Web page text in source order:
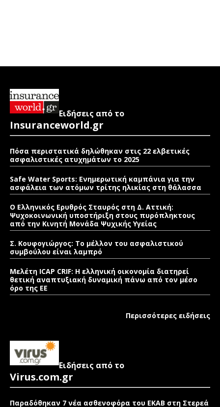
Ειδήσεις από το
Insuranceworld.gr
Πόσα περιστατικά δηλώθηκαν στις 22 ελβετικές
ασφαλιστικές ατυχημάτων το 2025
Safe Water Sports: Eνημερωτική καμπάνια για την
ασφάλεια των ατόμων τρίτης ηλικίας στη θάλασσα
Ο Ελληνικός Ερυθρός Σταυρός στη Δ. Αττική:
Ψυχοκοινωνική υποστήριξη στους πυρόπληκτους
από την Κινητή Μονάδα Ψυχικής Υγείας
Σ. Κουφογιώργος: To μέλλον του ασφαλιστικού
συμβούλου είναι λαμπρό
Μελέτη ICAP CRIF: Η ελληνική οικονομία διατηρεί
θετική αναπτυξιακή δυναμική πάνω από τον μέσο
όρο της ΕΕ
Περισσότερες ειδήσεις
Ειδήσεις από το
Virus.com.gr
Παραδόθηκαν 7 νέα ασθενοφόρα του ΕΚΑΒ στη Στερεά